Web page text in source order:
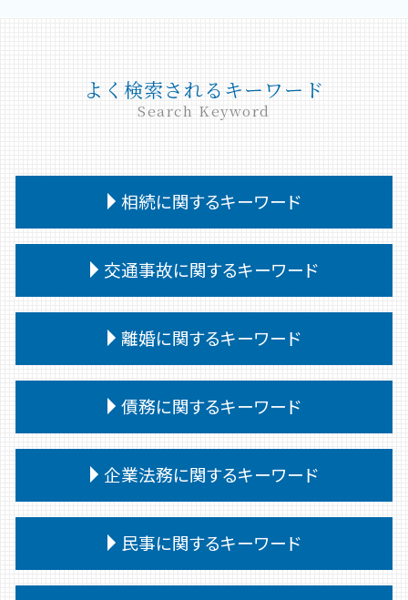
よく検索されるキーワード
Search Keyword
相続に関するキーワード
法定相続人 範囲
相続放棄 手続き
相続 遺言書がある場合
相続人 連絡取れない
公正証書遺言 遺留分
相続 遺留分
相続 会ったこともない
相続 譲渡
相続
交通事故に関するキーワード
交通事故 訴えられた
交通事故 むちうち 慰謝料
交通事故 過失割合 自己負担
交通事故 通院 慰謝料
交通事故 後遺障害認定 期間
交通事故 慰謝料 通院 6ヶ月
交通事故 対応
離婚に関するキーワード
離婚 決めること
離婚 不動産
離婚 子供 苗字
離婚 裁判
離婚 文書 公正証書
債務に関するキーワード
自己破産 期間
自己破産 条件
債務 任意整理とは
企業法務に関するキーワード
退職勧奨 解雇 違い民事に関するキーワード